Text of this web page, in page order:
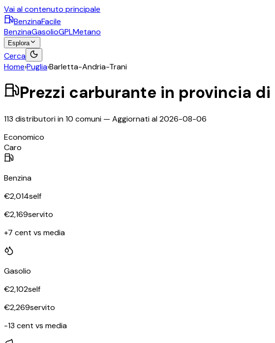
Vai al contenuto principale
BenzinaFacile
BenzinaGasolioGPLMetano
Esplora
Cerca
Home›Puglia›Barletta-Andria-Trani
Prezzi carburante in provincia di
113 distributori in10 comuni — Aggiornati al2026-08-06
Economico
Caro
Benzina
€2,014self
€2,169servito
+7 cent vs media
Gasolio
€2,102self
€2,269servito
-13 cent vs media